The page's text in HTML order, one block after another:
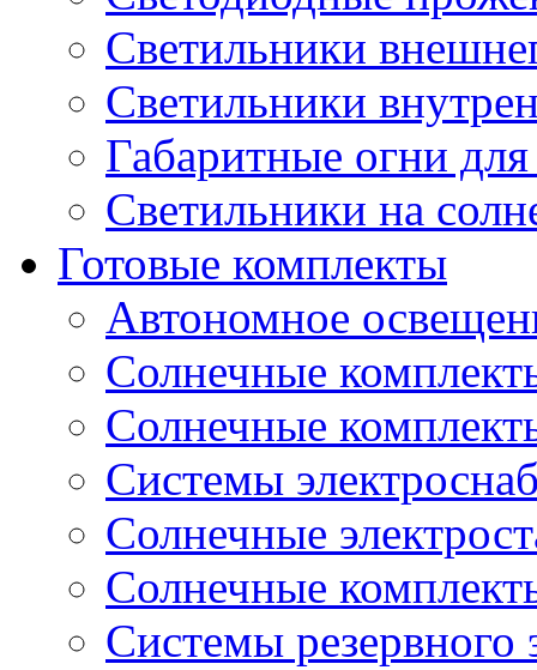
Светильники
Светильники
Габаритные огни
Светильники на
Готовые комплекты
Автономное
Солнечные
Солнечные
Системы
Cолнечные
Солнечные
Системы резервного